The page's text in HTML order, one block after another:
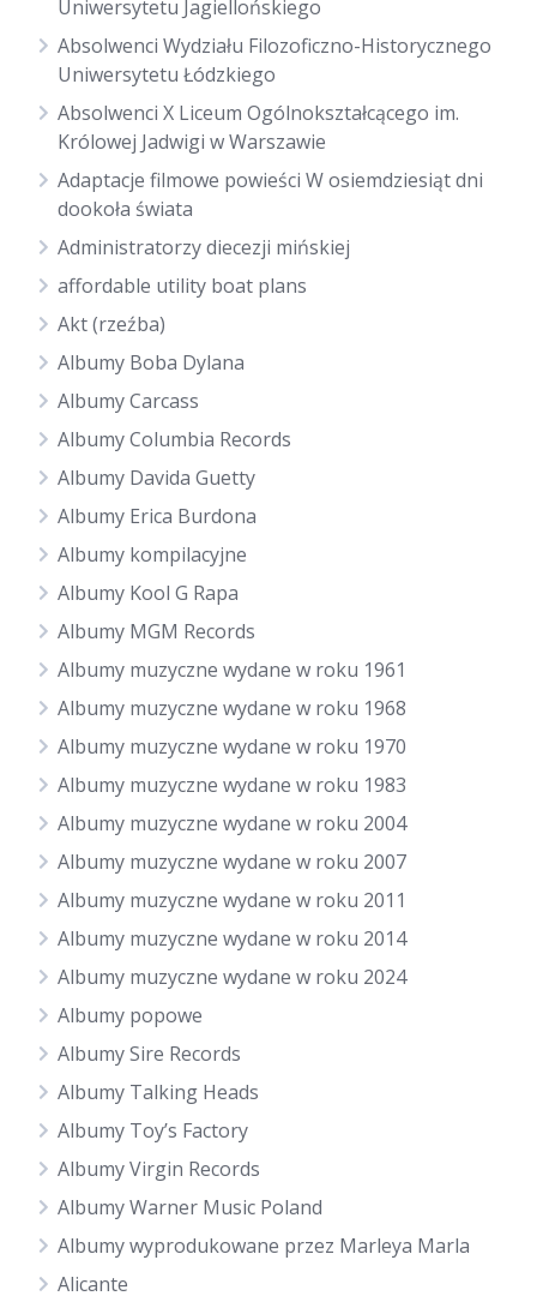
Uniwersytetu Jagiellońskiego
Absolwenci Wydziału Filozoficzno-Historycznego
Uniwersytetu Łódzkiego
Absolwenci X Liceum Ogólnokształcącego im.
Królowej Jadwigi w Warszawie
Adaptacje filmowe powieści W osiemdziesiąt dni
dookoła świata
Administratorzy diecezji mińskiej
affordable utility boat plans
Akt (rzeźba)
Albumy Boba Dylana
Albumy Carcass
Albumy Columbia Records
Albumy Davida Guetty
Albumy Erica Burdona
Albumy kompilacyjne
Albumy Kool G Rapa
Albumy MGM Records
Albumy muzyczne wydane w roku 1961
Albumy muzyczne wydane w roku 1968
Albumy muzyczne wydane w roku 1970
Albumy muzyczne wydane w roku 1983
Albumy muzyczne wydane w roku 2004
Albumy muzyczne wydane w roku 2007
Albumy muzyczne wydane w roku 2011
Albumy muzyczne wydane w roku 2014
Albumy muzyczne wydane w roku 2024
Albumy popowe
Albumy Sire Records
Albumy Talking Heads
Albumy Toy’s Factory
Albumy Virgin Records
Albumy Warner Music Poland
Albumy wyprodukowane przez Marleya Marla
Alicante